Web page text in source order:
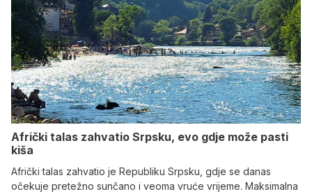
Afrički talas zahvatio Srpsku, evo gdje može pasti
kiša
Afrički talas zahvatio je Republiku Srpsku, gdje se danas
očekuje pretežno sunčano i veoma vruće vrijeme. Maksimalna